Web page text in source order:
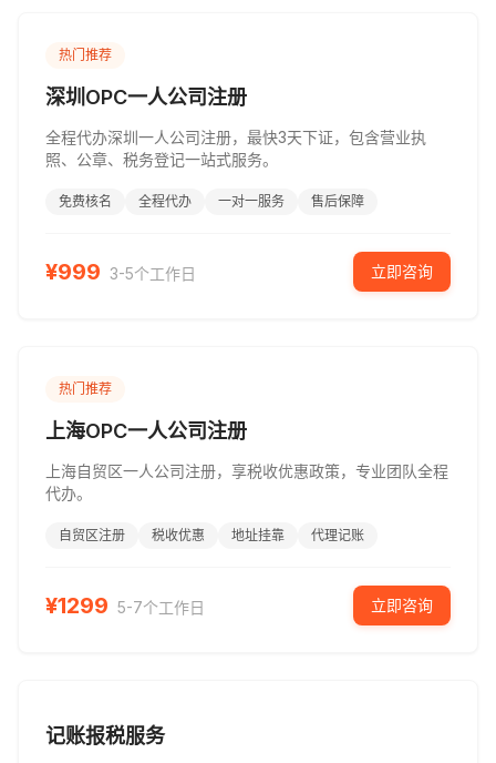
热门推荐
深圳OPC一人公司注册
全程代办深圳一人公司注册，最快3天下证，包含营业执
照、公章、税务登记一站式服务。
免费核名 全程代办 一对一服务 售后保障
¥999 3-5个工作日 立即咨询
热门推荐
上海OPC一人公司注册
上海自贸区一人公司注册，享税收优惠政策，专业团队全程
代办。
自贸区注册 税收优惠 地址挂靠 代理记账
¥1299 5-7个工作日 立即咨询
记账报税服务